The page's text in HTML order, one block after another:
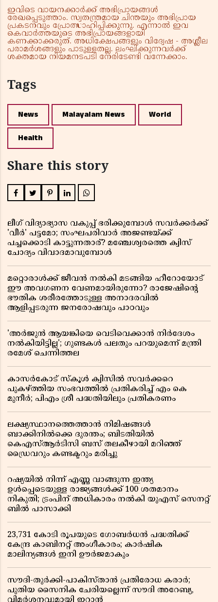
ഇവിടെ വായനക്കാർക്ക് അഭിപ്രായങ്ങൾ
രേഖപ്പെടുത്താം. സ്വതന്ത്രമായ ചിന്തയും അഭിപ്രായ
പ്രകടനവും പ്രോത്സാഹിപ്പിക്കുന്നു. എന്നാൽ ഇവ
കെവാർത്തയുടെ അഭിപ്രായങ്ങളായി
കണക്കാക്കരുത്. അധിക്ഷേപങ്ങളും വിദ്വേഷ - അശ്ലീല
പരാമർശങ്ങളും പാടുള്ളതല്ല. ലംഘിക്കുന്നവർക്ക്
ശക്തമായ നിയമനടപടി നേരിടേണ്ടി വന്നേക്കാം.
Tags
News Malayalam News World
Health
Share this story
ലീഗ് വിദ്യാഭ്യാസ വകുപ്പ് ഭരിക്കുമ്പോൾ സവർക്കർക്ക്
'വീർ' പട്ടമോ; സംഘപരിവാർ അജണ്ടയ്ക്ക്
പച്ചക്കൊടി കാട്ടുന്നതാര്? മഞ്ചേശ്വരത്തെ ക്വിസ്
ചോദ്യം വിവാദമാവുമ്പോൾ
മറ്റൊരാൾക്ക് ജീവൻ നൽകി മടങ്ങിയ ഹീറോയോട്
ഈ അവഗണന വേണമായിരുന്നോ? രാജേഷിൻ്റെ
ഭൗതിക ശരീരത്തോടുള്ള അനാദരവിൽ
ആളിപ്പടരുന്ന ജനരോഷവും പാഠവും
'അർജുൻ ആയങ്കിയെ വെടിവെക്കാൻ നിർദേശം
നൽകിയിട്ടില്ല'; ഗുണ്ടകൾ പലതും പറയുമെന്ന് മന്ത്രി
രമേശ് ചെന്നിത്തല
കാസർകോട് സ്കൂൾ ക്വിസിൽ സവർക്കറെ
പുകഴ്ത്തിയ സംഭവത്തിൽ പ്രതികരിച്ച് എം കെ
മുനീർ; പിഎം ശ്രീ പദ്ധതിയിലും പ്രതികരണം
ലക്ഷ്യസ്ഥാനത്തെത്താൻ നിമിഷങ്ങൾ
ബാക്കിനിൽക്കെ ദുരന്തം; ബിടതിയിൽ
കെഎസ്ആർടിസി ബസ് തലകീഴായി മറിഞ്ഞ്
ഡ്രൈവറും കണ്ടക്ടറും മരിച്ചു
റഷ്യയിൽ നിന്ന് എണ്ണ വാങ്ങുന്ന ഇന്ത്യ
ഉൾപ്പെടെയുള്ള രാജ്യങ്ങൾക്ക് 100 ശതമാനം
നികുതി; ട്രംപിന് അധികാരം നൽകി യുഎസ് സെനറ്റ്
ബിൽ പാസാക്കി
23,731 കോടി രൂപയുടെ ഗോബർധൻ പദ്ധതിക്ക്
കേന്ദ്ര കാബിനറ്റ് അംഗീകാരം; കാർഷിക
മാലിന്യങ്ങൾ ഇനി ഊർജമാകും
സൗദി-തുർക്കി-പാകിസ്താൻ പ്രതിരോധ കരാർ;
പുതിയ സൈനിക ചേരിയല്ലെന്ന് സൗദി അറേബ്യ,